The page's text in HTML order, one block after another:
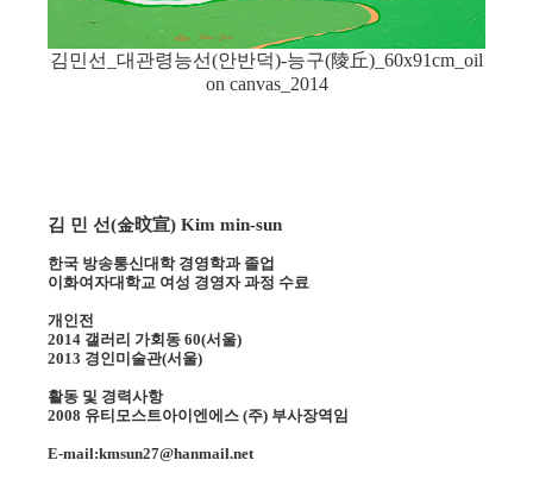
김민선_대관령능선(안반덕)-능구(陵丘)_60x91cm_oil
on canvas_2014
김 민 선(金旼宣) Kim min-sun
한국 방송통신대학 경영학과 졸업
이화여자대학교 여성 경영자 과정 수료
개인전
2014 갤러리 가회동 60(서울)
2013 경인미술관(서울)
활동 및 경력사항
2008 유티모스트아이엔에스 (주) 부사장역임
E-mail:kmsun27@hanmail.net